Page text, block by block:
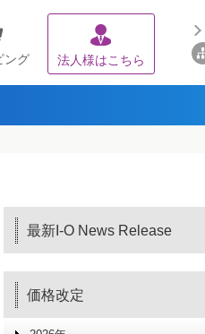
ング 法人様はこちら
最新I-O News Release
価格改定